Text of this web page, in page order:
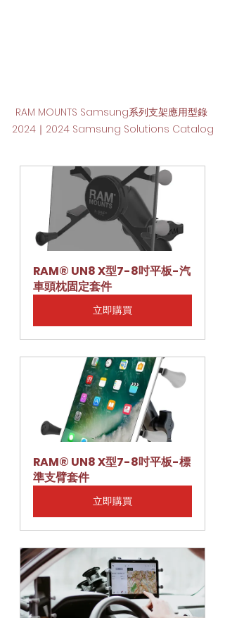
RAM MOUNTS Samsung系列支架應用型錄
2024｜2024 Samsung Solutions Catalog
RAM® UN8 X型7-8吋平板-汽
車頭枕固定套件
立即購買
RAM® UN8 X型7-8吋平板-標
準支臂套件
立即購買